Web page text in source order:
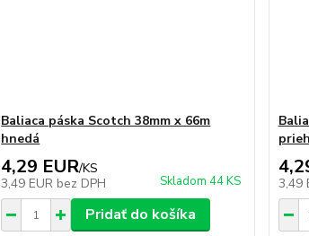
Baliaca páska Scotch 38mm x 66m
hnedá
4,29 EUR/KS
3,49 EUR bez DPH Skladom 44 KS
Pridať do košíka
3,49